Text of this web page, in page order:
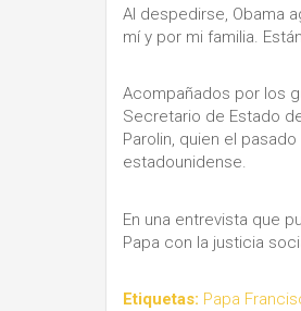
Al despedirse, Obama
mí y por mi familia.
Acompañados por los
Secretario de Estado
Parolin, quien el
estadounidense.
En una entrevista que
Papa con la justicia
Etiquetas: Papa